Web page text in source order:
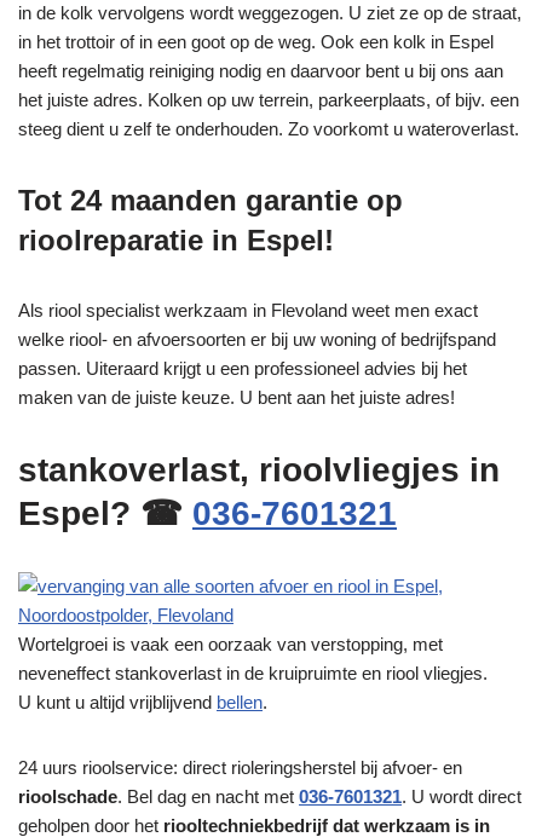
in de kolk vervolgens wordt weggezogen. U ziet ze op de straat,
in het trottoir of in een goot op de weg. Ook een kolk in Espel
heeft regelmatig reiniging nodig en daarvoor bent u bij ons aan
het juiste adres. Kolken op uw terrein, parkeerplaats, of bijv. een
steeg dient u zelf te onderhouden. Zo voorkomt u wateroverlast.
Tot 24 maanden garantie op
rioolreparatie in Espel!
Als riool specialist werkzaam in Flevoland weet men exact
welke riool- en afvoersoorten er bij uw woning of bedrijfspand
passen. Uiteraard krijgt u een professioneel advies bij het
maken van de juiste keuze. U bent aan het juiste adres!
stankoverlast, rioolvliegjes in
Espel? ☎ 036-7601321
Wortelgroei is vaak een oorzaak van verstopping, met
neveneffect stankoverlast in de kruipruimte en riool vliegjes.
U kunt u altijd vrijblijvend bellen.
24 uurs rioolservice: direct rioleringsherstel bij afvoer- en
rioolschade. Bel dag en nacht met 036-7601321. U wordt direct
geholpen door het riooltechniekbedrijf dat werkzaam is in